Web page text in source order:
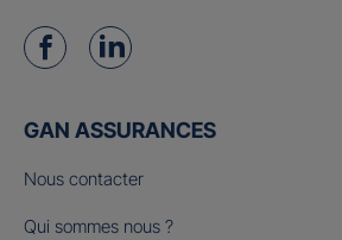
GAN ASSURANCES
Nous contacter
Qui sommes nous ?